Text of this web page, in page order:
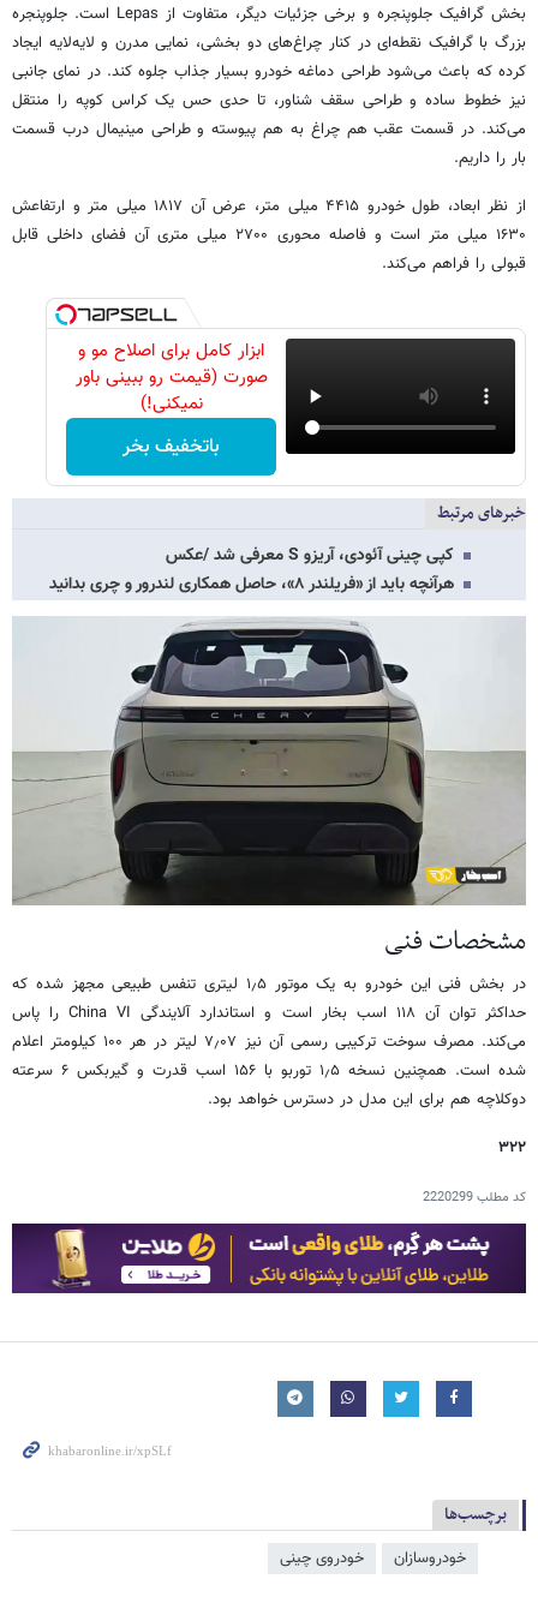
بخش گرافیک جلوپنجره و برخی جزئیات دیگر، متفاوت از Lepas است. جلوپنجره
بزرگ با گرافیک نقطه‌ای در کنار چراغ‌های دو بخشی، نمایی مدرن و لایه‌لایه ایجاد
کرده که باعث می‌شود طراحی دماغه خودرو بسیار جذاب جلوه کند. در نمای جانبی
نیز خطوط ساده و طراحی سقف شناور، تا حدی حس یک کراس کوپه را منتقل
می‌کند. در قسمت عقب هم چراغ به هم پیوسته و طراحی مینیمال درب قسمت
بار را داریم.
از نظر ابعاد، طول خودرو ۴۴۱۵ میلی‌ متر، عرض آن ۱۸۱۷ میلی‌ متر و ارتفاعش
۱۶۳۰ میلی‌ متر است و فاصله محوری ۲۷۰۰ میلی‌ متری آن فضای داخلی قابل
قبولی را فراهم می‌کند.
ابزار کامل برای اصلاح مو و
صورت (قیمت رو ببینی باور
نمیکنی!)
باتخفیف بخر
خبرهای مرتبط
کپی چینی آئودی، آریزو S معرفی شد /عکس
هرآنچه باید از «فریلندر ۸»، حاصل همکاری لندرور و چری بدانید
مشخصات فنی
در بخش فنی این خودرو به یک موتور ۱٫۵ لیتری تنفس طبیعی مجهز شده که
حداکثر توان آن ۱۱۸ اسب بخار است و استاندارد آلایندگی China VI را پاس
می‌کند. مصرف سوخت ترکیبی رسمی آن نیز ۷٫۰۷ لیتر در هر ۱۰۰ کیلومتر اعلام
شده است. همچنین نسخه ۱٫۵ توربو با ۱۵۶ اسب قدرت و گیربکس ۶ سرعته
دوکلاچه هم برای این مدل در دسترس خواهد بود.
۳۲۲
کد مطلب2220299
برچسب‌ها
خودروسازان خودروی چینی